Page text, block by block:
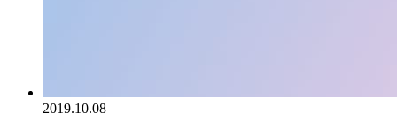
2019.10.08